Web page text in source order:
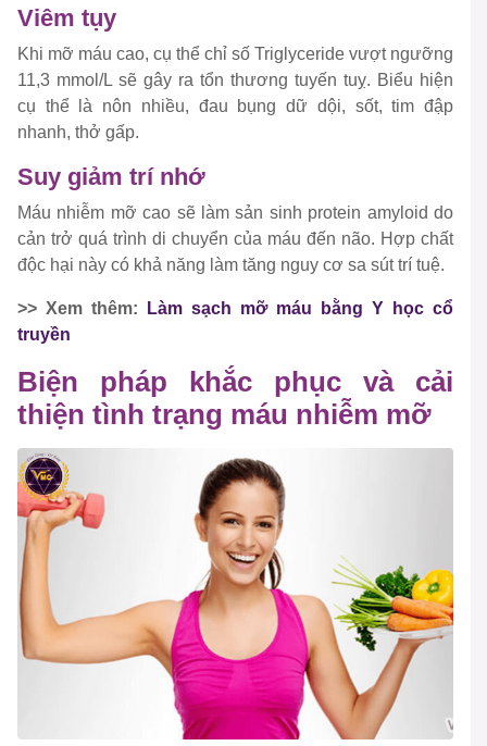
Viêm tụy
Khi mỡ máu cao, cụ thể chỉ số Triglyceride vượt ngưỡng
11,3 mmol/L sẽ gây ra tổn thương tuyến tuỵ. Biểu hiện
cụ thể là nôn nhiều, đau bụng dữ dội, sốt, tim đập
nhanh, thở gấp.
Suy giảm trí nhớ
Máu nhiễm mỡ cao sẽ làm sản sinh protein amyloid do
cản trở quá trình di chuyển của máu đến não. Hợp chất
độc hại này có khả năng làm tăng nguy cơ sa sút trí tuệ.
>> Xem thêm:
Làm sạch mỡ máu bằng Y học cổ
truyền
Biện pháp khắc phục và cải
thiện tình trạng máu nhiễm mỡ